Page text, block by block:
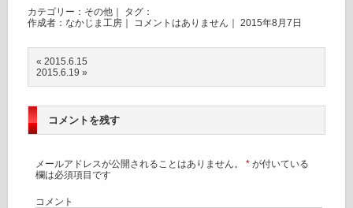
カテゴリー： その他 ｜ タグ：
作成者：なかじま工房｜ コメントはありません ｜ 2015年8月7日
« 2015.6.15
2015.6.19 »
コメントを残す
メールアドレスが公開されることはありません。 * が付いている
欄は必須項目です
コメント